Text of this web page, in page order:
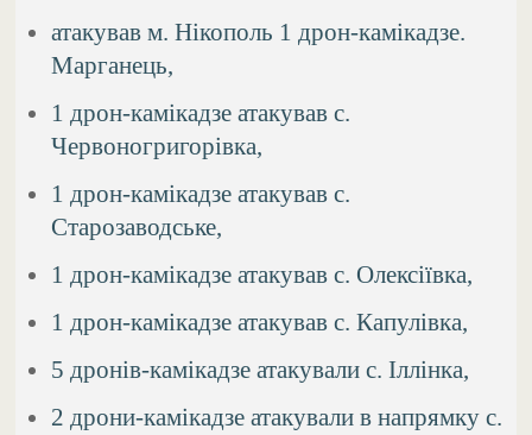
атакував м. Нікополь 1 дрон-камікадзе.
Марганець,
1 дрон-камікадзе атакував с.
Червоногригорівка,
1 дрон-камікадзе атакував с.
Старозаводське,
1 дрон-камікадзе атакував с. Олексіївка,
1 дрон-камікадзе атакував с. Капулівка,
5 дронів-камікадзе атакували с. Іллінка,
2 дрони-камікадзе атакували в напрямку с.